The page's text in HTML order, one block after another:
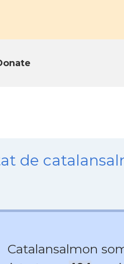
de
Catalansalmon